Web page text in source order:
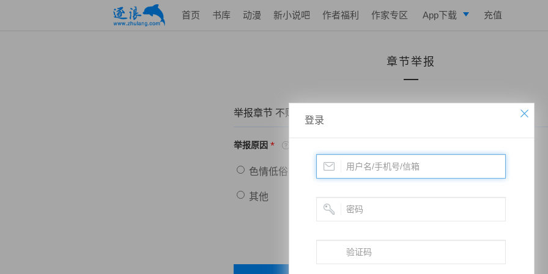
首页 书库 动漫 新小说吧 作者福利 作家专区 App下载
写作助手
充值
章节举报
举报章节 不败战神：都市无敌战神——第一千七十三章 好大的官威
举报原因 *
色情低俗 政治敏感 暴力低俗
其他
登录